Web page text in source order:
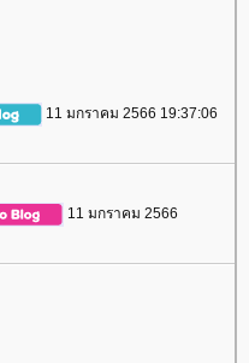
11 มกราคม 2566 19:37:06
11 มกราคม 2566